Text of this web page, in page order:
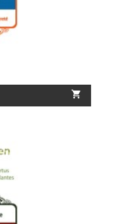
